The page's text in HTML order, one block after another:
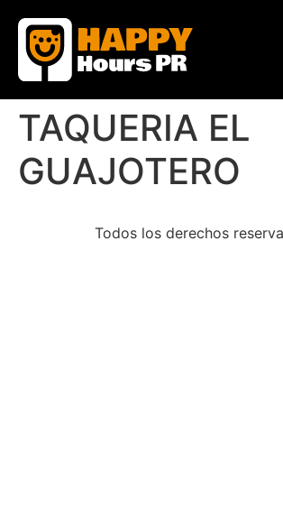
TAQUERIA EL
GUAJOTERO
Todos los derechos